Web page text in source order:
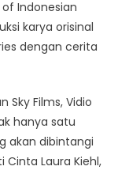
Indonesian
karya orisinal
dengan cerita
Sky Films, Vidio
hanya satu
akan dibintangi
Laura Kiehl,